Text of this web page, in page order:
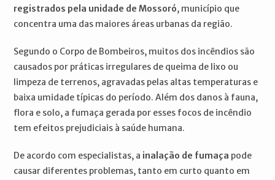
registrados pela unidade de Mossoró, município que
concentra uma das maiores áreas urbanas da região.
Segundo o Corpo de Bombeiros, muitos dos incêndios são
causados por práticas irregulares de queima de lixo ou
limpeza de terrenos, agravadas pelas altas temperaturas e
baixa umidade típicas do período. Além dos danos à fauna,
flora e solo, a fumaça gerada por esses focos de incêndio
tem efeitos prejudiciais à saúde humana.
De acordo com especialistas, a inalação de fumaça pode
causar diferentes problemas, tanto em curto quanto em